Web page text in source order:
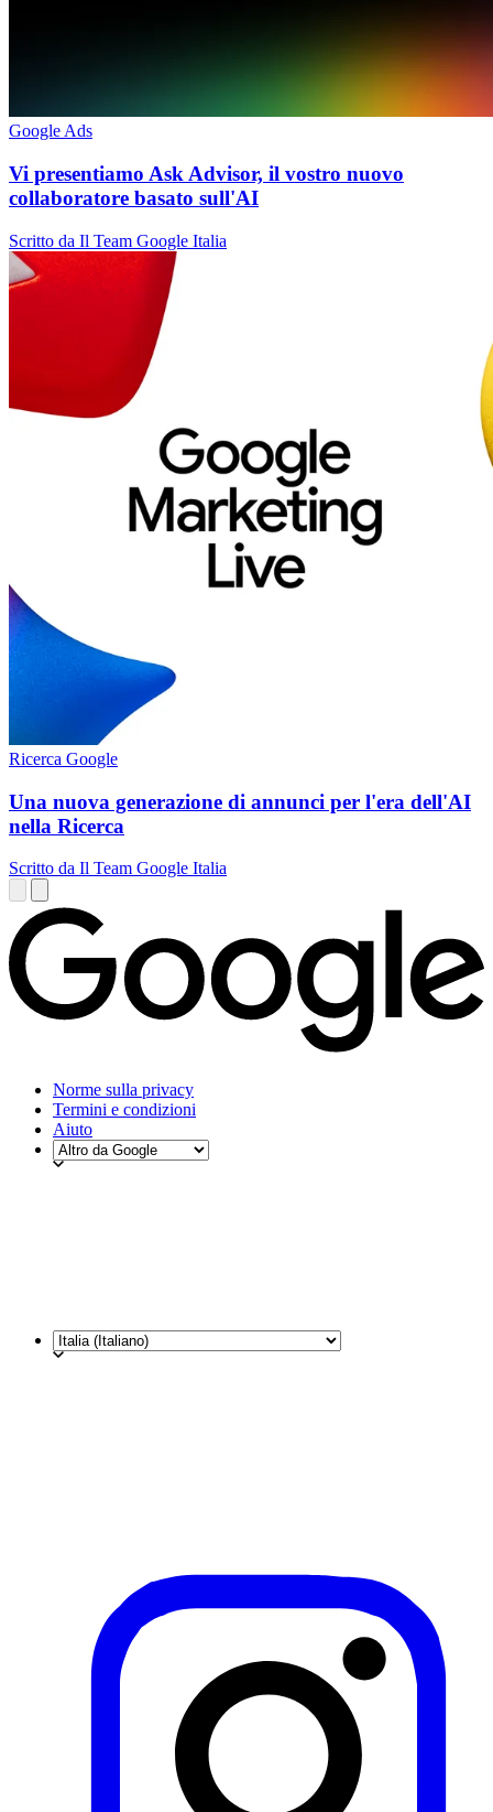
Google Ads
Vi presentiamo Ask Advisor, il vostro nuovo
collaboratore basato sull'AI
Scritto da Il Team Google Italia
Ricerca Google
Una nuova generazione di annunci per l'era dell'AI
nella Ricerca
Scritto da Il Team Google Italia
Norme sulla privacy
Termini e condizioni
Aiuto